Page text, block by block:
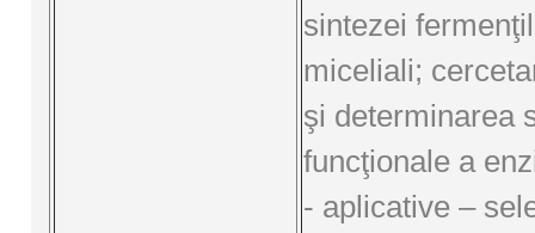
sintezei
miceliali;
şi determinarea
funcţionale a
- aplicative –